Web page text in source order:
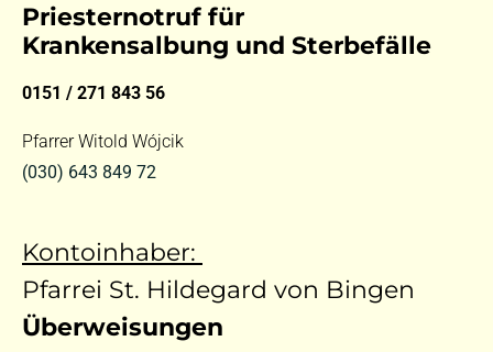
Priesternotruf für
Krankensalbung und Sterbefälle
0151 / 271 843 56
Pfarrer Witold Wójcik
(030) 643 849 72
Kontoinhaber:
Pfarrei St. Hildegard von Bingen
Überweisungen